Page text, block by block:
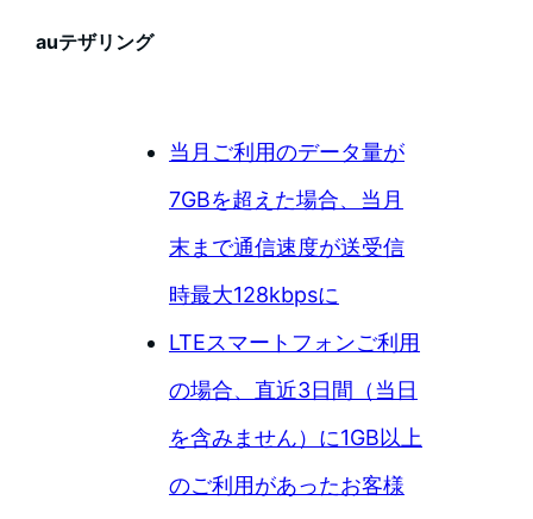
auテザリング
当月ご利用のデータ量が
7GBを超えた場合、当月
末まで通信速度が送受信
時最大128kbpsに
LTEスマートフォンご利用
の場合、直近3日間（当日
を含みません）に1GB以上
のご利用があったお客様